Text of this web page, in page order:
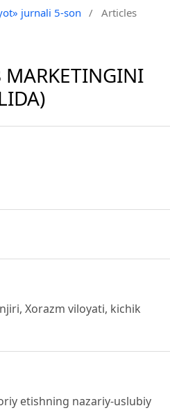
jurnali 5-son / Articles
Xorazm viloyati, kichik
etishning nazariy-uslubiy